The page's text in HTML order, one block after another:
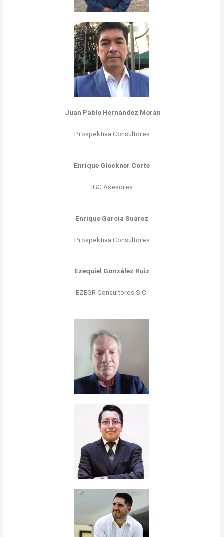
Juan Pablo Hernández Morán
Prospektiva Consultores
Enrique Glockner Corte
IGC Asesores
Enrique García Suárez
Prospektiva Consultores
Ezequiel González Ruiz
EZEGR Consultores S.C.